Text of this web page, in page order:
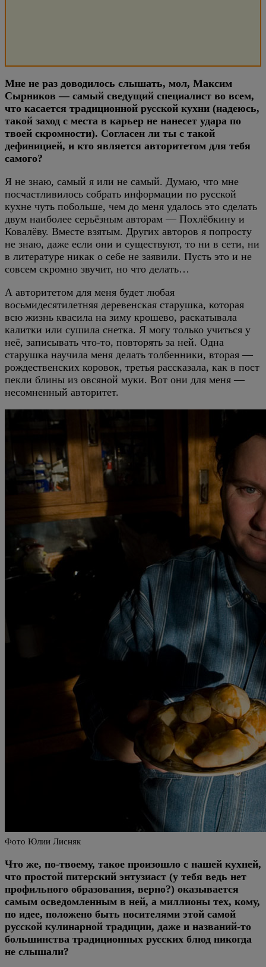
Мне не раз доводилось слышать, мол, Максим
Сырников — самый сведущий специалист во всем,
что касается традиционной русской кухни (надеюсь,
такой заход с места в карьер не нанесет удара по
твоей скромности). Согласен ли ты с такой
дефиницией, и кто является авторитетом для тебя
самого?
Я не знаю, самый я или не самый. Думаю, что мне
посчастливилось собрать информации по русской
кухне чуть побольше, чем до меня удалось это сделать
двум наиболее серьёзным авторам — Похлёбкину и
Ковалёву. Вместе взятым. Других авторов я попросту
не знаю, даже если они и существуют, то ни в сети, ни
в литературе никак о себе не заявили. Пусть это и не
совсем скромно звучит, но что делать…
А авторитетом для меня будет любая
восьмидесятилетняя деревенская старушка, которая
всю жизнь квасила на зиму крошево, раскатывала
калитки или сушила снетка. Я могу только учиться у
неё, записывать что-то, повторять за ней. Одна
старушка научила меня делать толбенники, вторая —
рождественских коровок, третья рассказала, как в пост
пекли блины из овсяной муки. Вот они для меня —
несомненный авторитет.
Фото Юлии Лисняк
Что же, по-твоему, такое произошло с нашей кухней,
что простой питерский энтузиаст (у тебя ведь нет
профильного образования, верно?) оказывается
самым осведомленным в ней, а миллионы тех, кому,
по идее, положено быть носителями этой самой
русской кулинарной традиции, даже и названий-то
большинства традиционных русских блюд никогда
не слышали?